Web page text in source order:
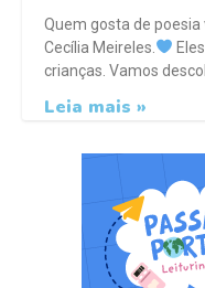
Quem gosta de
Cecília Meireles.
crianças. Vamos
Leia mais »